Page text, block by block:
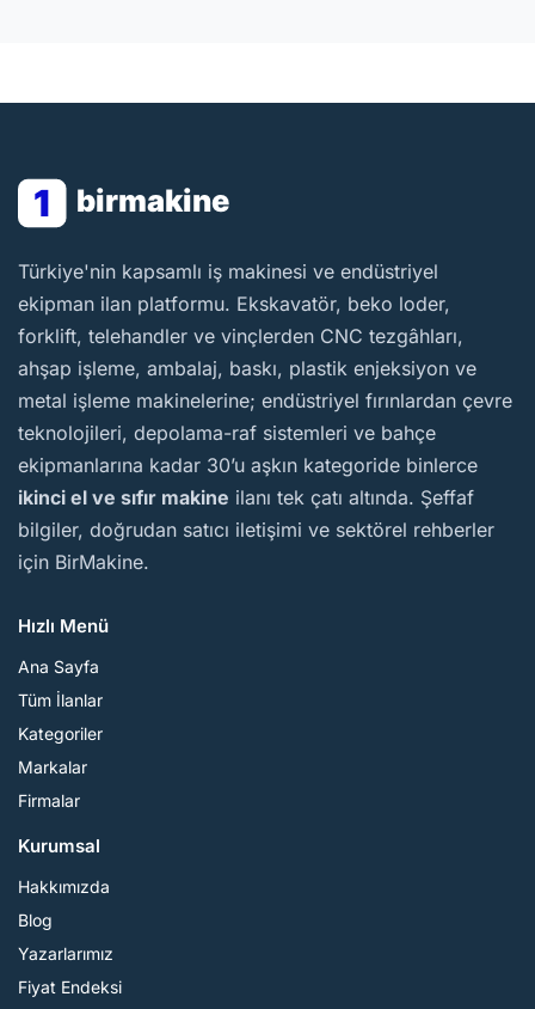
1 birmakine
BirMakine
Türkiye'nin kapsamlı iş makinesi ve endüstriyel
ekipman ilan platformu. Ekskavatör, beko loder,
forklift, telehandler ve vinçlerden CNC tezgâhları,
ahşap işleme, ambalaj, baskı, plastik enjeksiyon ve
metal işleme makinelerine; endüstriyel fırınlardan çevre
teknolojileri, depolama-raf sistemleri ve bahçe
ekipmanlarına kadar 30’u aşkın kategoride binlerce
ikinci el ve sıfır makine ilanı tek çatı altında. Şeffaf
bilgiler, doğrudan satıcı iletişimi ve sektörel rehberler
için BirMakine.
Hızlı Menü
Ana Sayfa
Tüm İlanlar
Kategoriler
Markalar
Firmalar
Kurumsal
Hakkımızda
Blog
Yazarlarımız
Fiyat Endeksi